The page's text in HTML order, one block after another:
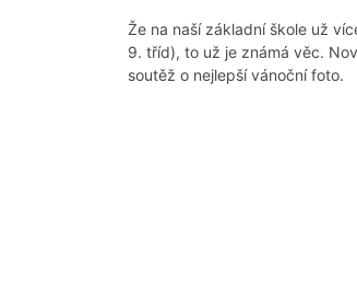
Že na naší základní škole už
9. tříd), to už je známá věc.
soutěž o nejlepší vánoční foto.